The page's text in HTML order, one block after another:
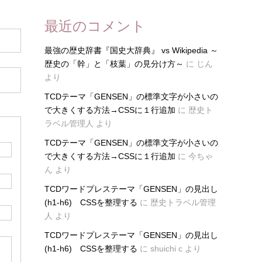
最近のコメント
最強の歴史辞書『国史大辞典』 vs Wikipedia ～
歴史の「幹」と「枝葉」の見分け方～ に じん
より
TCDテーマ「GENSEN」の標準文字が小さいの
で大きくする方法→CSSに１行追加 に 歴史ト
ラベル管理人 より
TCDテーマ「GENSEN」の標準文字が小さいの
で大きくする方法→CSSに１行追加 に 今ちゃ
ん より
TCDワードプレステーマ「GENSEN」の見出し
(h1-h6) CSSを整理する に 歴史トラベル管理
人 より
TCDワードプレステーマ「GENSEN」の見出し
(h1-h6) CSSを整理する に shuichi c より